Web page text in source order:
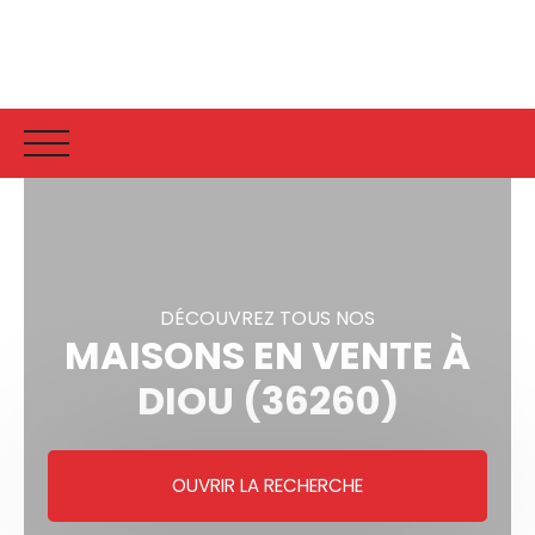
DÉCOUVREZ TOUS NOS
MAISONS EN VENTE À
DIOU (36260)
OUVRIR LA RECHERCHE